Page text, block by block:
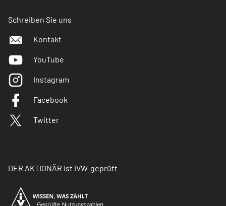
Schreiben Sie uns
Kontakt
YouTube
Instagram
Facebook
Twitter
DER AKTIONÄR ist IVW-geprüft